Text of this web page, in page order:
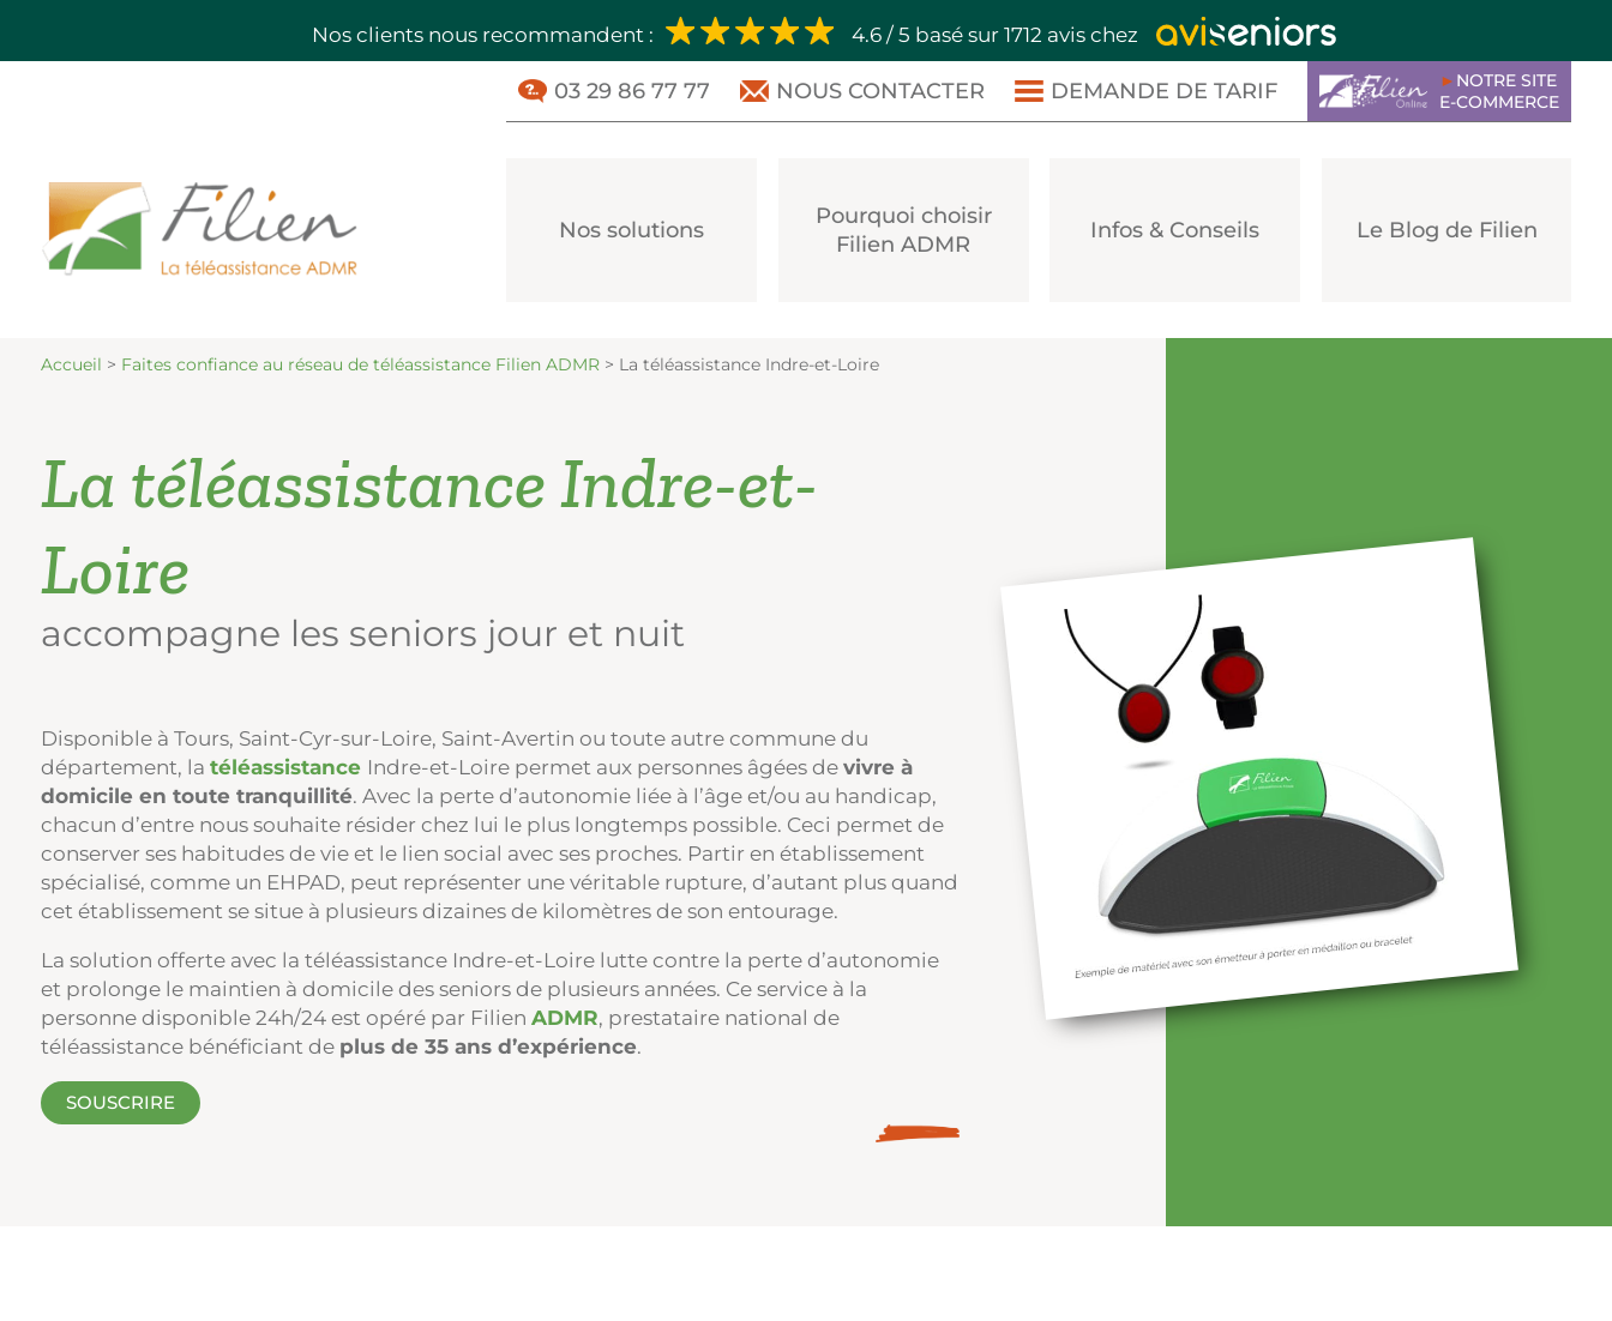
Nos clients nous recommandent : 4.6 / 5 basé sur 1712 avis chez
03 29 86 77 77 NOUS CONTACTER DEMANDE DE TARIF ► NOTRE SITE
E-COMMERCE
Nos solutions
Pourquoi choisir
Filien ADMR
Infos & Conseils Le Blog de Filien
Accueil > Faites confiance au réseau de téléassistance Filien ADMR> La téléassistance Indre-et-Loire
La téléassistance Indre-et-
Loire
accompagne les seniors jour et nuit
Disponible à Tours, Saint-Cyr-sur-Loire, Saint-Avertin ou toute autre commune du
département, la téléassistance Indre-et-Loire permet aux personnes âgées de vivre à
domicile en toute tranquillité. Avec la perte d’autonomie liée à l’âge et/ou au handicap,
chacun d’entre nous souhaite résider chez lui le plus longtemps possible. Ceci permet de
conserver ses habitudes de vie et le lien social avec ses proches. Partir en établissement
spécialisé, comme un EHPAD, peut représenter une véritable rupture, d’autant plus quand
cet établissement se situe à plusieurs dizaines de kilomètres de son entourage.
La solution offerte avec la téléassistance Indre-et-Loire lutte contre la perte d’autonomie
et prolonge le maintien à domicile des seniors de plusieurs années. Ce service à la
personne disponible 24h/24 est opéré par Filien ADMR, prestataire national de
téléassistance bénéficiant de plus de 35 ans d’expérience.
SOUSCRIRE